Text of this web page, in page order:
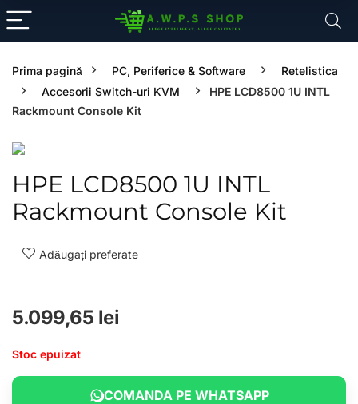
Prima pagină PC, Periferice & Software
Retelistica
Accesorii Switch-uri KVM
HPE LCD8500 1U INTL
Rackmount Console Kit
HPE LCD8500 1U INTL
Rackmount Console Kit
Adăugați preferate
5.099,65 lei
Stoc epuizat
COMANDA PE WHATSAPP